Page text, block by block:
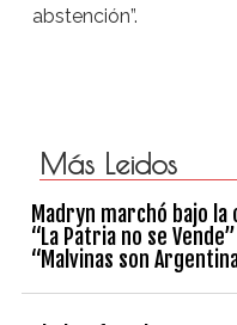
abstención”.
Más Leidos
Madryn marchó bajo la
“La Patria no se
“Malvinas son